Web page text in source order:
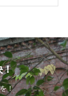
！
！